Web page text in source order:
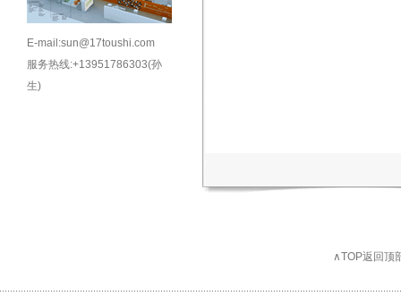
E-mail:sun@17toushi.com
服务热线:+13951786303(孙
生)
∧TOP返回顶